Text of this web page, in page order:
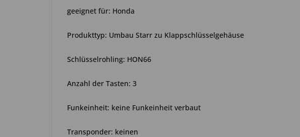
geeignet für: Honda
Produkttyp: Umbau Starr zu Klappschlüsselgehäuse
Schlüsselrohling: HON66
Anzahl der Tasten: 3
Funkeinheit: keine Funkeinheit verbaut
Transponder: keinen